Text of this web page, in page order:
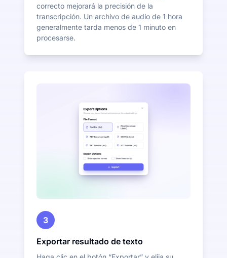
correcto mejorará la precisión de la
transcripción. Un archivo de audio de 1 hora
generalmente tarda menos de 1 minuto en
procesarse.
3
Exportar resultado de texto